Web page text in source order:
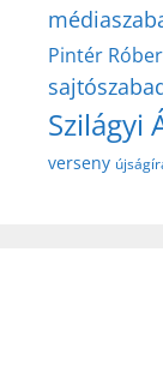
Pintér
Szilágyi
verseny